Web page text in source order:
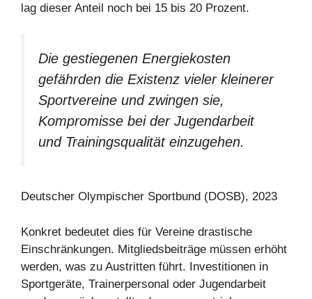
lag dieser Anteil noch bei 15 bis 20 Prozent.
Die gestiegenen Energiekosten
gefährden die Existenz vieler kleinerer
Sportvereine und zwingen sie,
Kompromisse bei der Jugendarbeit
und Trainingsqualität einzugehen.
Deutscher Olympischer Sportbund (DOSB), 2023
Konkret bedeutet dies für Vereine drastische
Einschränkungen. Mitgliedsbeiträge müssen erhöht
werden, was zu Austritten führt. Investitionen in
Sportgeräte, Trainerpersonal oder Jugendarbeit